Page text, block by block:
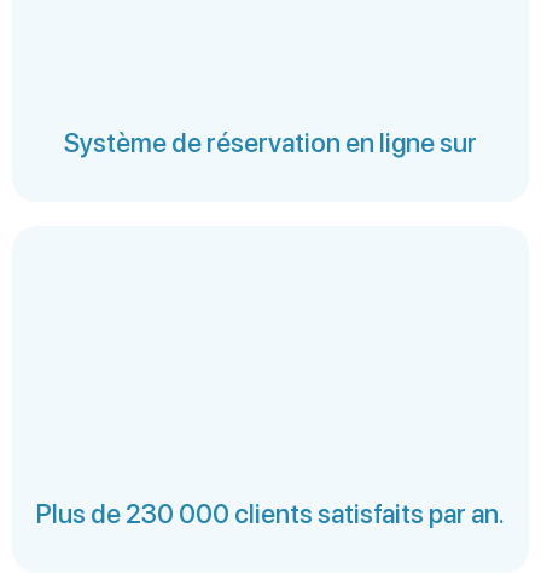
Système de réservation en ligne sur
Plus de 230 000 clients satisfaits par an.